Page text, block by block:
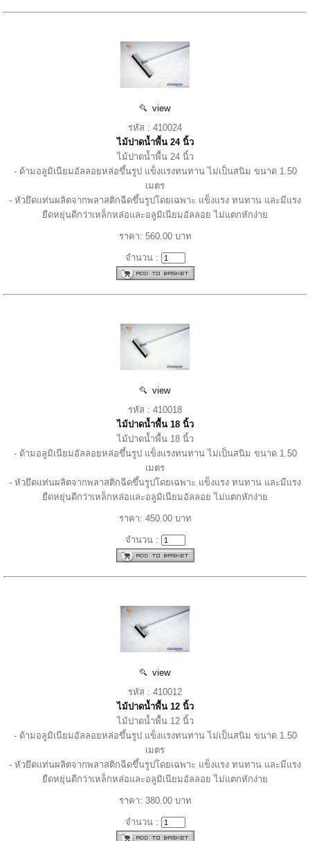
view
รหัส : 410024
ไม้ปาดน้ำพื้น 24 นิ้ว
ไม้ปาดน้ำพื้น 24 นิ้ว
- ด้ามอลูมิเนียมอัลลอยหล่อขึ้นรูป แข็งแรงทนทาน ไม่เป็นสนิม ขนาด 1.50
เมตร
- หัวยึดแท่นผลิตจากพลาสติกฉีดขึ้นรูปโดยเฉพาะ แข็งแรง ทนทาน และมีแรง
ยืดหยุ่นดีกว่าเหล็กหล่อและอลูมิเนียมอัลลอย ไม่แตกหักง่าย
ราคา: 560.00 บาท
จำนวน :
view
รหัส : 410018
ไม้ปาดน้ำพื้น 18 นิ้ว
ไม้ปาดน้ำพื้น 18 นิ้ว
- ด้ามอลูมิเนียมอัลลอยหล่อขึ้นรูป แข็งแรงทนทาน ไม่เป็นสนิม ขนาด 1.50
เมตร
- หัวยึดแท่นผลิตจากพลาสติกฉีดขึ้นรูปโดยเฉพาะ แข็งแรง ทนทาน และมีแรง
ยืดหยุ่นดีกว่าเหล็กหล่อและอลูมิเนียมอัลลอย ไม่แตกหักง่าย
ราคา: 450.00 บาท
จำนวน :
view
รหัส : 410012
ไม้ปาดน้ำพื้น 12 นิ้ว
ไม้ปาดน้ำพื้น 12 นิ้ว
- ด้ามอลูมิเนียมอัลลอยหล่อขึ้นรูป แข็งแรงทนทาน ไม่เป็นสนิม ขนาด 1.50
เมตร
- หัวยึดแท่นผลิตจากพลาสติกฉีดขึ้นรูปโดยเฉพาะ แข็งแรง ทนทาน และมีแรง
ยืดหยุ่นดีกว่าเหล็กหล่อและอลูมิเนียมอัลลอย ไม่แตกหักง่าย
ราคา: 380.00 บาท
จำนวน :